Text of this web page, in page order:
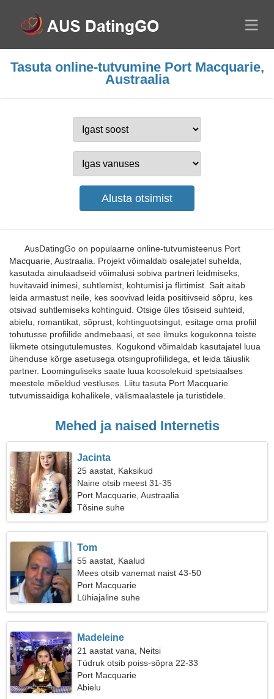
Tasuta online-tutvumine Port Macquarie,
Austraalia
AusDatingGo on populaarne online-tutvumisteenus Port
Macquarie, Austraalia. Projekt võimaldab osalejatel suhelda,
kasutada ainulaadseid võimalusi sobiva partneri leidmiseks,
huvitavaid inimesi, suhtlemist, kohtumisi ja flirtimist. Sait aitab
leida armastust neile, kes soovivad leida positiivseid sõpru, kes
otsivad suhtlemiseks kohtinguid. Otsige üles tõsiseid suhteid,
abielu, romantikat, sõprust, kohtinguotsingut, esitage oma profiil
tohutusse profiilide andmebaasi, et see ilmuks kogukonna teiste
liikmete otsingutulemustes. Kogukond võimaldab kasutajatel luua
ühenduse kõrge asetusega otsinguprofiilidega, et leida täiuslik
partner. Loominguliseks saate luua koosolekuid spetsiaalses
meestele mõeldud vestluses. Liitu tasuta Port Macquarie
tutvumissaidiga kohalikele, välismaalastele ja turistidele.
Mehed ja naised Internetis
Jacinta
25 aastat, Kaksikud
Naine otsib meest 31-35
Port Macquarie, Austraalia
Tõsine suhe
Tom
55 aastat, Kaalud
Mees otsib vanemat naist 43-50
Port Macquarie
Lühiajaline suhe
Madeleine
21 aastat vana, Neitsi
Tüdruk otsib poiss-sõpra 22-33
Port Macquarie
Abielu